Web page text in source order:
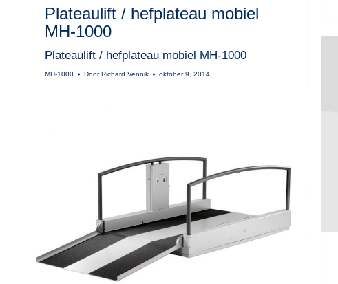
Plateaulift / hefplateau mobiel
MH-1000
Plateaulift / hefplateau mobiel MH-1000
MH-1000 DoorRichard Vennik oktober 9, 2014